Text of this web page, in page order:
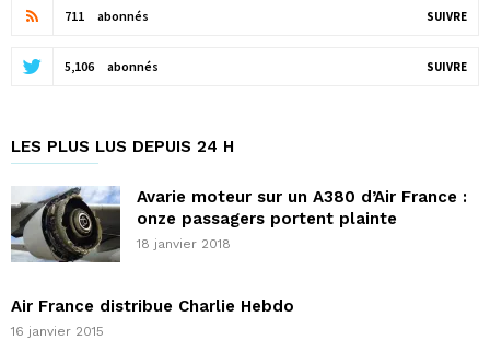
711 abonnés SUIVRE
5,106 abonnés SUIVRE
LES PLUS LUS DEPUIS 24 H
Avarie moteur sur un A380 d’Air France :
onze passagers portent plainte
18 janvier 2018
Air France distribue Charlie Hebdo
16 janvier 2015